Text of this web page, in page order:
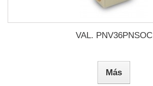
VAL. PNV36PNSOC
Más